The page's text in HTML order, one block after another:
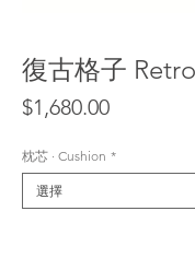
復古格子
$1,680.00價
枕芯 · Cushion *